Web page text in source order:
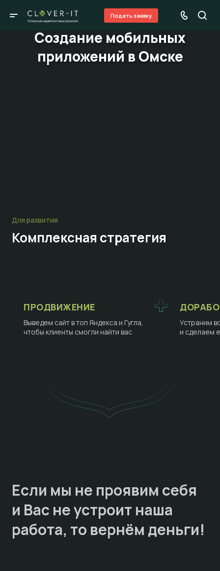
Подать заявку
Создание мобильных
приложений в Омске
Для развития
Комплексная стратегия
ПРОДВИЖЕНИЕ
Выведем сайт в топ Яндекса и Гугла,
чтобы клиенты смогли найти вас
Устраним
и сделаем
Если мы не проявим себя
и Вас не устроит наша
работа, то вернём деньги!